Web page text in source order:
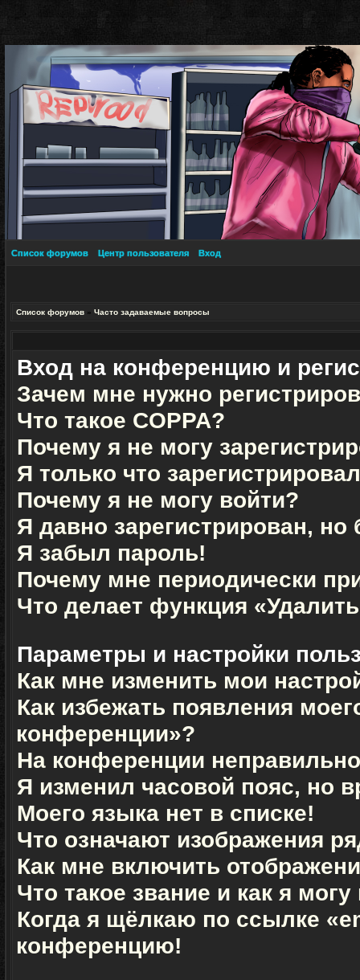
Список форумов Центр пользователя Вход
Список форумов » Часто задаваемые вопросы
Вход на конференцию и
Зачем мне нужно
Что такое COPPA?
Почему я не могу
Я только что
Почему я не могу войти?
Я давно зарегистрирован,
Я забыл пароль!
Почему мне периодически
Что делает функция
Параметры и настройки
Как мне изменить мои
Как избежать появления
конференции»?
На конференции
Я изменил часовой пояс, но
Моего языка нет в списке!
Что означают изображения
Как мне включить
Что такое звание и как я
Когда я щёлкаю по ссылке
конференцию!